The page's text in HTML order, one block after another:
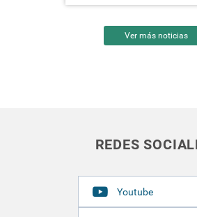
Ver más noticias
REDES
Youtube